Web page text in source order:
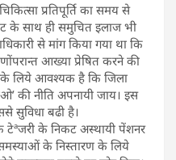
प्रतिपूर्ति का समय से
के साथ ही समुचित इलाज भी
से मांग किया गया था कि
आख्या प्रेषित करने की
लिये आवश्यक है कि जिला
की नीति अपनायी जाय। इस
सुविधा बढी है।
टेªजरी के निकट अस्थायी पेंशनर
के निस्तारण के लिये